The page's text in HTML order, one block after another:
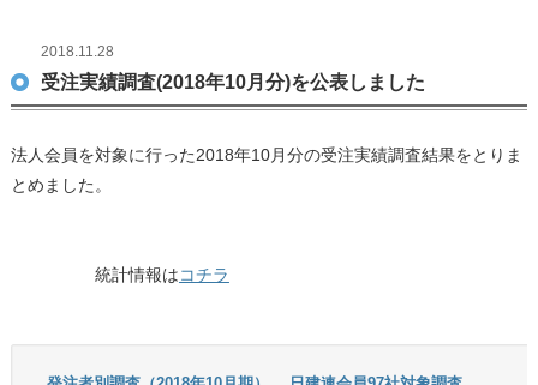
2018.11.28
受注実績調査(2018年10月分)を公表しました
法人会員を対象に行った2018年10月分の受注実績調査結果をとりま
とめました。
統計情報はコチラ